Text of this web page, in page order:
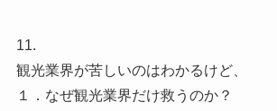
11.
観光業界が苦しいのはわかるけど、
１．なぜ観光業界だけ救うのか？